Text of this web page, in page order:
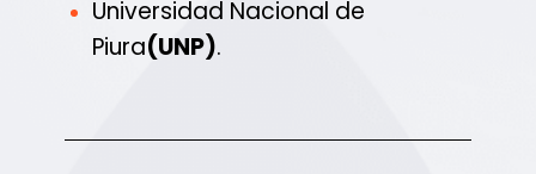
Universidad Nacional de
Piura(UNP).